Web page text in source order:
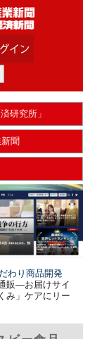
研究所」
聞
わり商品開発
販―お届けサイ
み」ケアにリー